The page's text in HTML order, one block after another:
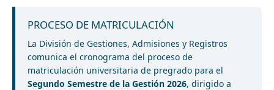
PROCESO DE MATRICULACIÓN
La División de Gestiones, Admisiones y Registros
comunica el cronograma del proceso de
matriculación universitaria de pregrado para el
Segundo Semestre de la Gestión 2026, dirigido a